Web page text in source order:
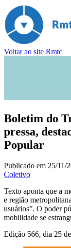
Voltar ao site Rmtc
Boletim do
pressa,
Popular
Publicado em 25/11/
Coletivo
Texto aponta que a
e região
usuários”. O poder
mobilidade se
Edição 566, dia 25